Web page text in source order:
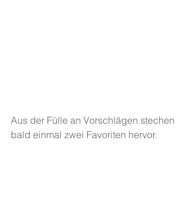
Aus der Fülle an Vorschlägen stechen
bald einmal zwei Favoriten hervor.